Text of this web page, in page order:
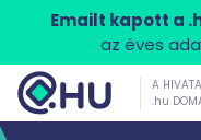
Emailt kapott a
az éves
A
.hu